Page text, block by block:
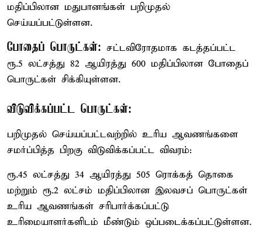
மதிப்பிலான மதுபானங்கள் பறிமுதல்
செய்யப்பட்டுள்ளன.
போதைப் பொருட்கள்: சட்டவிரோதமாக கடத்தப்பட்ட
ரூ.5 லட்சத்து 82 ஆயிரத்து 600 மதிப்பிலான போதைப்
பொருட்கள் சிக்கியுள்ளன.
விடுவிக்கப்பட்ட பொருட்கள்:
பறிமுதல் செய்யப்பட்டவற்றில் உரிய ஆவணங்களை
சமர்ப்பித்த பிறகு விடுவிக்கப்பட்ட விவரம்:
ரூ.45 லட்சத்து 34 ஆயிரத்து 505 ரொக்கத் தொகை
மற்றும் ரூ.2 லட்சம் மதிப்பிலான இலவசப் பொருட்கள்
உரிய ஆவணங்கள் சரிபார்க்கப்பட்டு
உரிமையாளர்களிடம் மீண்டும் ஒப்படைக்கப்பட்டுள்ளன.